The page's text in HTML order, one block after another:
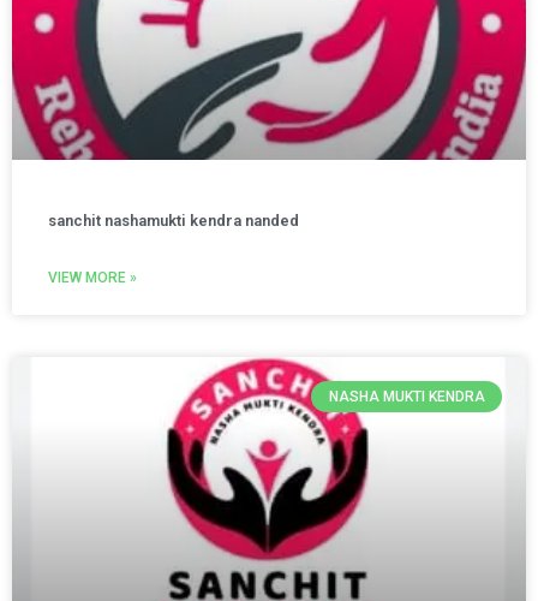
sanchit nashamukti kendra nanded
VIEW MORE »
NASHA MUKTI KENDRA